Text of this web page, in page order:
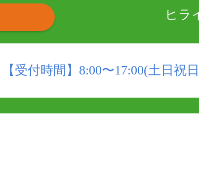
ヒラ
【受付時間】 8:00〜17:00(土日祝